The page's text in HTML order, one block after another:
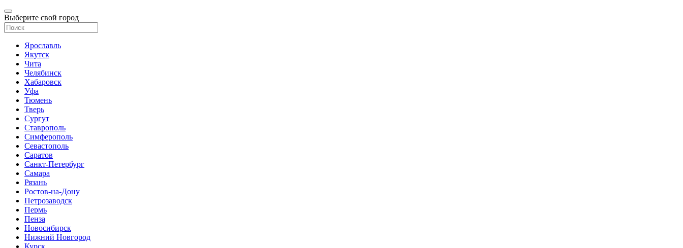
Выберите свой город
Ярославль
Якутск
Чита
Челябинск
Хабаровск
Уфа
Тюмень
Тверь
Сургут
Ставрополь
Симферополь
Севастополь
Саратов
Санкт-Петербург
Самара
Рязань
Ростов-на-Дону
Петрозаводск
Пермь
Пенза
Новосибирск
Нижний Новгород
Курск